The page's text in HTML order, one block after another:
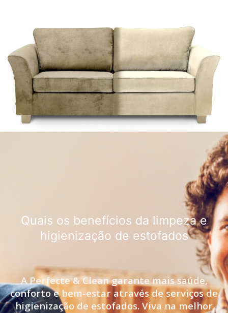
Quais os benefícios da limpeza e
higienização de estofados
A Perfecte & Clean garante mais saúde,
conforto e bem-estar através de serviços de
higienização de estofados. Viva na melhor